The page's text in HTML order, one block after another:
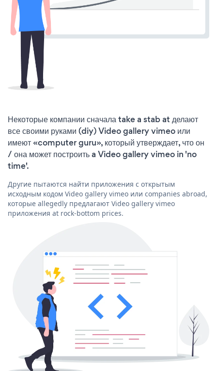
Некоторые компании сначала take a stab at делают
все своими руками (diy) Video gallery vimeo или
имеют «computer guru», который утверждает, что он
/ она может построить a Video gallery vimeo in 'no
time'.
Другие пытаются найти приложения с открытым
исходным кодом Video gallery vimeo или companies abroad,
которые allegedly предлагают Video gallery vimeo
приложения at rock-bottom prices.